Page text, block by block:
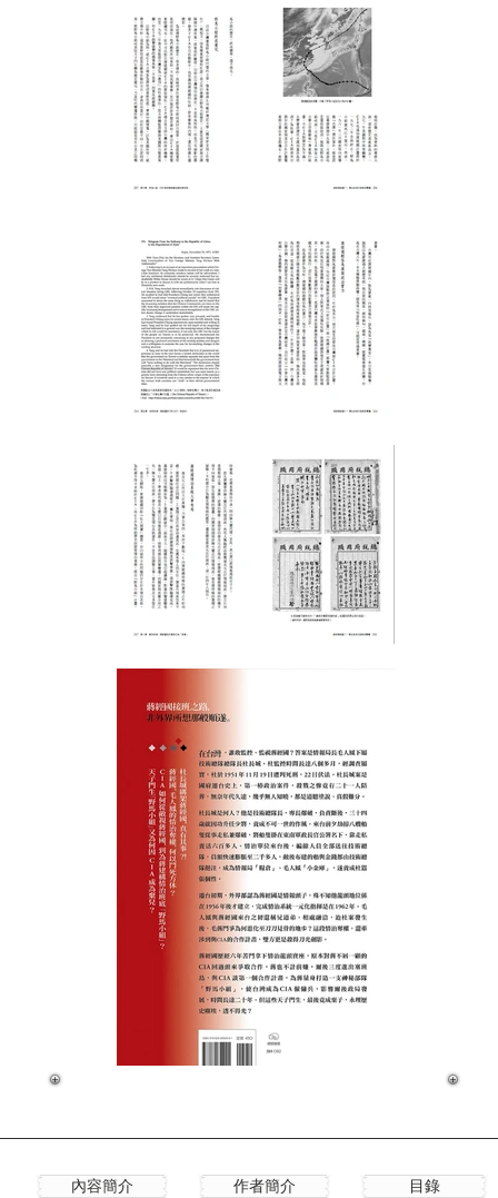
內容簡介 作者簡介 目錄